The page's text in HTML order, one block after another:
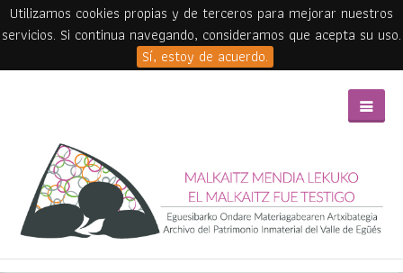
Utilizamos cookies propias y de terceros para mejorar nuestros
servicios. Si continua navegando, consideramos que acepta su uso.
Sí, estoy de acuerdo.